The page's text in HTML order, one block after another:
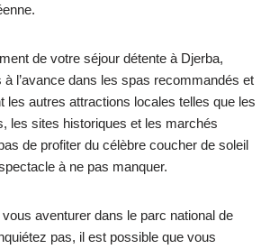
de votre séjour détente à Djerba,
l’avance dans les spas recommandés et
les autres attractions locales telles que les
les sites historiques et les marchés
de profiter du célèbre coucher de soleil
à ne pas manquer.
aventurer dans le parc national de
pas, il est possible que vous